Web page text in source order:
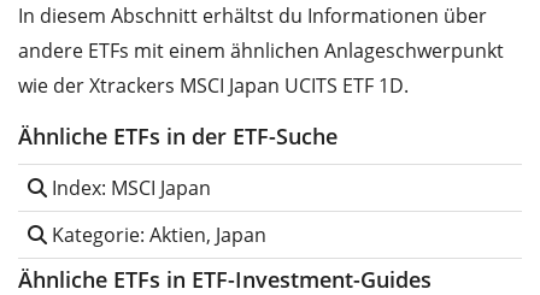
In diesem Abschnitt erhältst du Informationen über
andere ETFs mit einem ähnlichen Anlageschwerpunkt
wie der Xtrackers MSCI Japan UCITS ETF 1D.
Ähnliche ETFs in der ETF-Suche
Index: MSCI Japan
Kategorie: Aktien, Japan
Ähnliche ETFs in ETF-Investment-Guides